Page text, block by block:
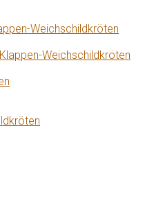
Weichschildkröten
Weichschildkröten